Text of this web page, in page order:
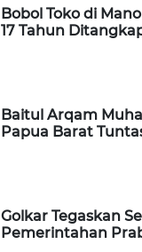
Bobol Toko di
17 Tahun
Baitul Arqam
Papua Barat
Golkar Tegaskan
Pemerintahan